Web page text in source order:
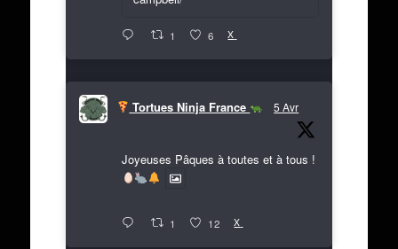
1 6 X
Tortues Ninja France 5 Avr
Joyeuses Pâques à toutes et à tous !
1 12 X